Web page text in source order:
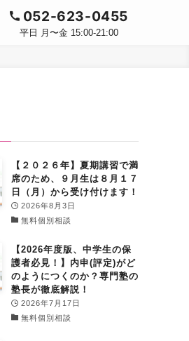
052-623-0455
平日 月〜金 15:00-21:00
【２０２６年】夏期講習で満
席のため、９月生は８月１７
日（月）から受け付けます！
2026年8月3日
無料個別相談
【2026年度版、中学生の保
護者必見！】内申(評定)がど
のようにつくのか？専門塾の
塾長が徹底解説！
2026年7月17日
無料個別相談